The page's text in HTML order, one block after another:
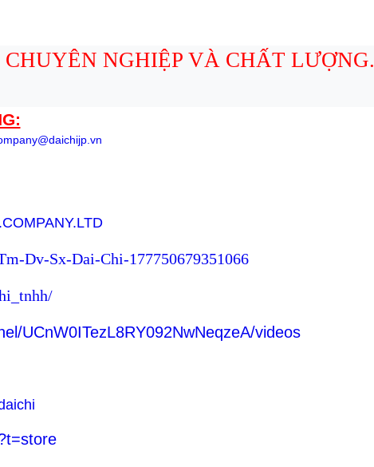
NGHIỆP VÀ CHẤT LƯỢNG.
Dv-Sx-Dai-Chi-177750679351066
UCnW0ITezL8RY092NwNeqzeA/videos